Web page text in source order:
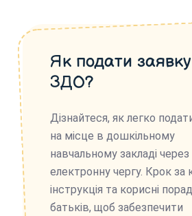
Як подати
ЗДО?
Дізнайтеся, як легко
на місце в дошкільному
навчальному закладі через
електронну чергу. Крок за
інструкція та корисні
батьків, щоб забезпечити